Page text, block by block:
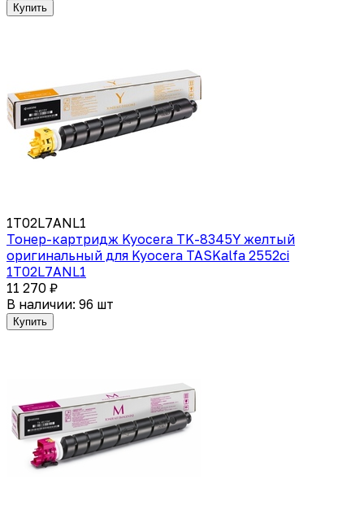
Купить
1T02L7ANL1
Тонер-картридж Kyocera TK-8345Y желтый
оригинальный для Kyocera TASKalfa 2552ci
1T02L7ANL1
11 270 ₽
В наличии: 96 шт
Купить